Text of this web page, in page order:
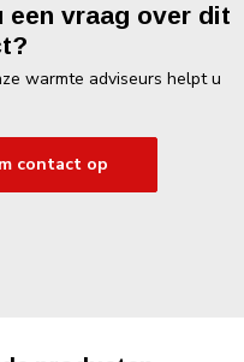
een vraag over dit
warmte adviseurs helpt u
contact op